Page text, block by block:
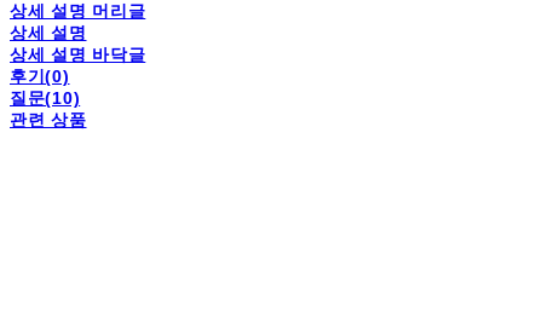
상세 설명 머리글
상세 설명
상세 설명 바닥글
후기(0)
질문(10)
관련 상품